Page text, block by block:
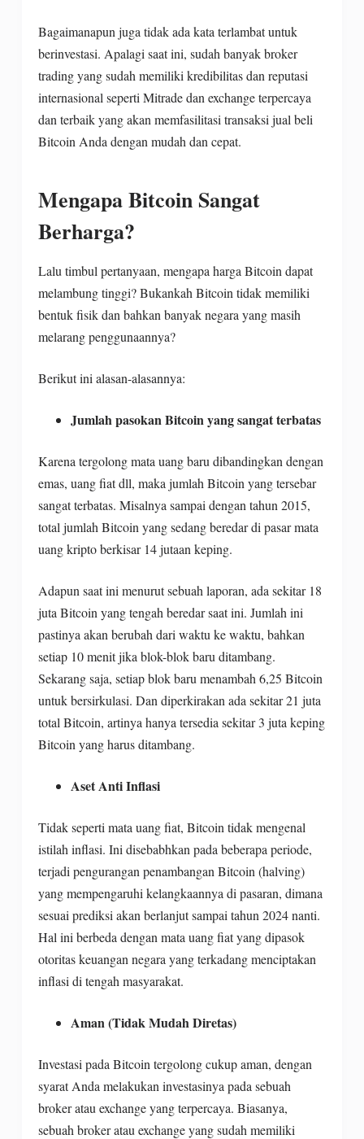
Bagaimanapun juga tidak ada kata terlambat untuk
berinvestasi. Apalagi saat ini, sudah banyak broker
trading yang sudah memiliki kredibilitas dan reputasi
internasional seperti Mitrade dan exchange terpercaya
dan terbaik yang akan memfasilitasi transaksi jual beli
Bitcoin Anda dengan mudah dan cepat.
Mengapa Bitcoin Sangat
Berharga?
Lalu timbul pertanyaan, mengapa harga Bitcoin dapat
melambung tinggi? Bukankah Bitcoin tidak memiliki
bentuk fisik dan bahkan banyak negara yang masih
melarang penggunaannya?
Berikut ini alasan-alasannya:
Jumlah pasokan Bitcoin yang sangat terbatas
Karena tergolong mata uang baru dibandingkan dengan
emas, uang fiat dll, maka jumlah Bitcoin yang tersebar
sangat terbatas. Misalnya sampai dengan tahun 2015,
total jumlah Bitcoin yang sedang beredar di pasar mata
uang kripto berkisar 14 jutaan keping.
Adapun saat ini menurut sebuah laporan, ada sekitar 18
juta Bitcoin yang tengah beredar saat ini. Jumlah ini
pastinya akan berubah dari waktu ke waktu, bahkan
setiap 10 menit jika blok-blok baru ditambang.
Sekarang saja, setiap blok baru menambah 6,25 Bitcoin
untuk bersirkulasi. Dan diperkirakan ada sekitar 21 juta
total Bitcoin, artinya hanya tersedia sekitar 3 juta keping
Bitcoin yang harus ditambang.
Aset Anti Inflasi
Tidak seperti mata uang fiat, Bitcoin tidak mengenal
istilah inflasi. Ini disebabhkan pada beberapa periode,
terjadi pengurangan penambangan Bitcoin (halving)
yang mempengaruhi kelangkaannya di pasaran, dimana
sesuai prediksi akan berlanjut sampai tahun 2024 nanti.
Hal ini berbeda dengan mata uang fiat yang dipasok
otoritas keuangan negara yang terkadang menciptakan
inflasi di tengah masyarakat.
Aman (Tidak Mudah Diretas)
Investasi pada Bitcoin tergolong cukup aman, dengan
syarat Anda melakukan investasinya pada sebuah
broker atau exchange yang terpercaya. Biasanya,
sebuah broker atau exchange yang sudah memiliki